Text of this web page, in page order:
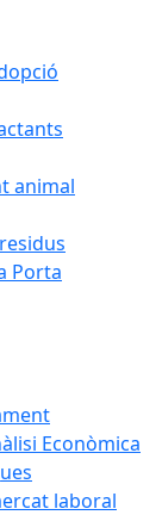
animal
Porta
Econòmica
laboral